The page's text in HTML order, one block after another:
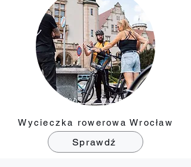
Wycieczka rowerowa Wrocław
Sprawdź